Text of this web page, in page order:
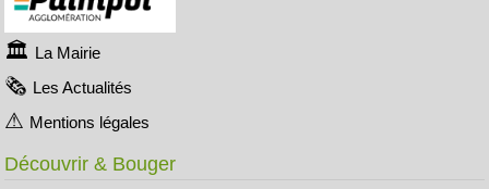
La Mairie
Les Actualités
Mentions légales
Découvrir & Bouger